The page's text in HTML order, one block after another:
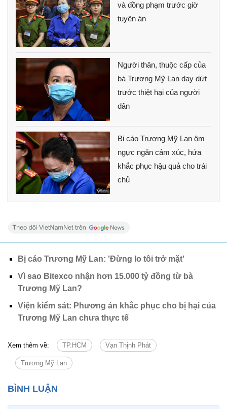
và đồng phạm trước giờ
tuyên án
Người thân, thuộc cấp của
bà Trương Mỹ Lan day dứt
trước thiệt hại của người
dân
Bị cáo Trương Mỹ Lan ôm
ngực ngăn cảm xúc, hứa
khắc phục hậu quả cho trái
chủ
Bị cáo Trương Mỹ Lan: 'Đừng lo tôi trở mặt'
Vì sao Bitexco nhận hơn 15.000 tỷ đồng từ bà
Trương Mỹ Lan?
Viện kiểm sát: Phương án khắc phục cho bị hại của
Trương Mỹ Lan chưa thực tế
Xem thêm về: TP.HCM Vạn Thịnh Phát
Trương Mỹ Lan